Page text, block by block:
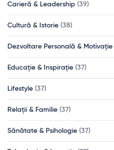
Carieră & Leadership (39)
Cultură & Istorie (38)
Dezvoltare Personală & Motivație
Educație & Inspirație (37)
Lifestyle (37)
Relații & Familie (37)
Sănătate & Psihologie (37)